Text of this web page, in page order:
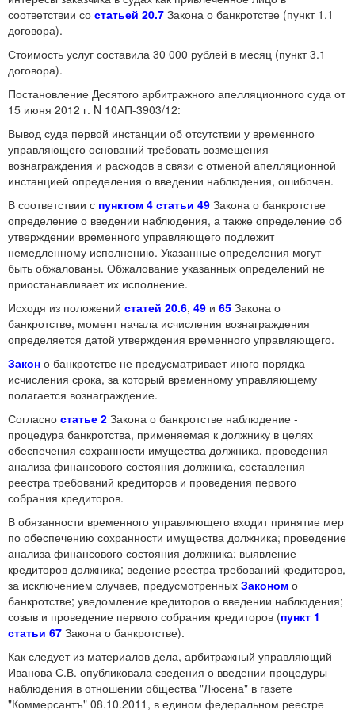
соответствии со статьей 20.7 Закона о банкротстве (пункт 1.1
договора).
Стоимость услуг составила 30 000 рублей в месяц (пункт 3.1
договора).
Постановление Десятого арбитражного апелляционного суда от
15 июня 2012 г. N 10АП-3903/12:
Вывод суда первой инстанции об отсутствии у временного
управляющего оснований требовать возмещения
вознаграждения и расходов в связи с отменой апелляционной
инстанцией определения о введении наблюдения, ошибочен.
В соответствии с пунктом 4 статьи 49 Закона о банкротстве
определение о введении наблюдения, а также определение об
утверждении временного управляющего подлежит
немедленному исполнению. Указанные определения могут
быть обжалованы. Обжалование указанных определений не
приостанавливает их исполнение.
Исходя из положений статей 20.6, 49 и 65 Закона о
банкротстве, момент начала исчисления вознаграждения
определяется датой утверждения временного управляющего.
Закон о банкротстве не предусматривает иного порядка
исчисления срока, за который временному управляющему
полагается вознаграждение.
Согласно статье 2 Закона о банкротстве наблюдение -
процедура банкротства, применяемая к должнику в целях
обеспечения сохранности имущества должника, проведения
анализа финансового состояния должника, составления
реестра требований кредиторов и проведения первого
собрания кредиторов.
В обязанности временного управляющего входит принятие мер
по обеспечению сохранности имущества должника; проведение
анализа финансового состояния должника; выявление
кредиторов должника; ведение реестра требований кредиторов,
за исключением случаев, предусмотренных Законом о
банкротстве; уведомление кредиторов о введении наблюдения;
созыв и проведение первого собрания кредиторов (пункт 1
статьи 67 Закона о банкротстве).
Как следует из материалов дела, арбитражный управляющий
Иванова С.В. опубликовала сведения о введении процедуры
наблюдения в отношении общества "Люсена" в газете
"Коммерсантъ" 08.10.2011, в едином федеральном реестре